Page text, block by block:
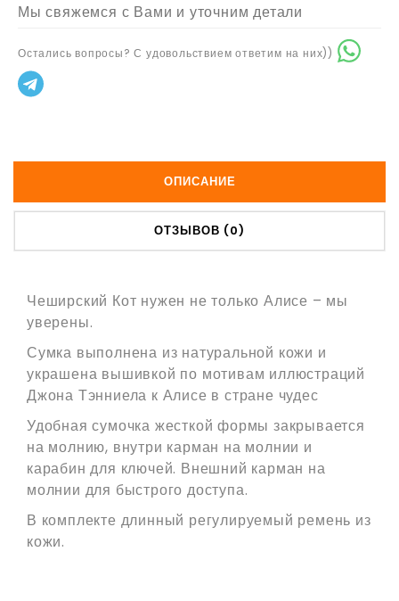
Мы свяжемся с Вами и уточним детали
Остались вопросы? С удовольствием ответим на них))
ОПИСАНИЕ
ОТЗЫВОВ (0)
Чеширский Кот нужен не только Алисе – мы
уверены.
Сумка выполнена из натуральной кожи и
украшена вышивкой по мотивам иллюстраций
Джона Тэнниела к Алисе в стране чудес
Удобная сумочка жесткой формы закрывается
на молнию, внутри карман на молнии и
карабин для ключей. Внешний карман на
молнии для быстрого доступа.
В комплекте длинный регулируемый ремень из
кожи.